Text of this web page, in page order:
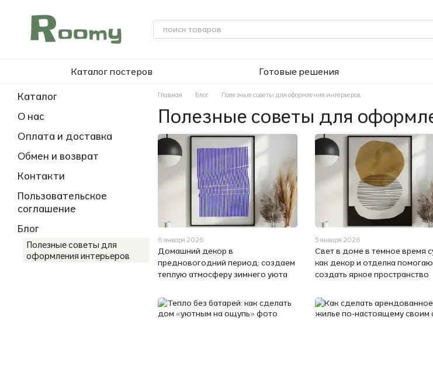
Каталог постеров Готовые решения
Главная Блог Полезные советы для оформления интерьеров
Полезные советы для
6 января 2026
Домашний декор в
предновогодний период: создаем
теплую атмосферу зимнего уюта
5 января 2026
Свет в доме в темное время
как декор и отделка
создать яркое пространство
Каталог
О нас
Оплата и доставка
Обмен и возврат
Контакти
Пользовательское
соглашение
Блог
Полезные советы для
оформления интерьеров